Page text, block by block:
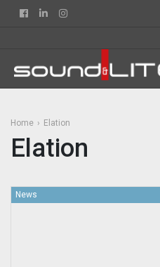
FacebookLinkedin
Home Elation
Elation
News